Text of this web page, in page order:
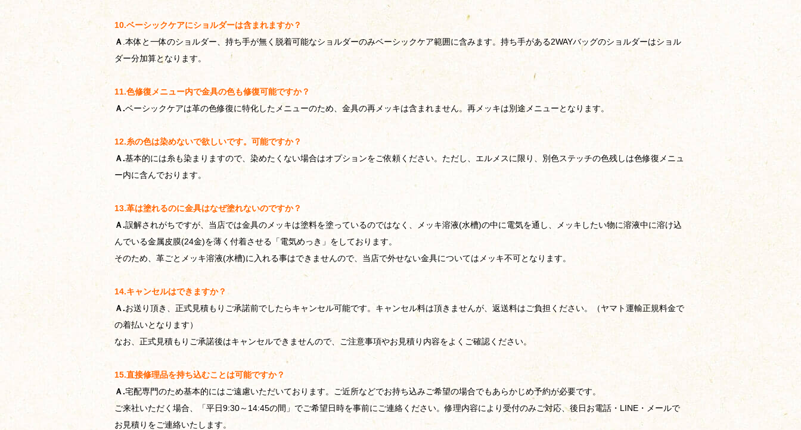
10.ベーシックケアにショルダーは含まれますか？
Ａ .本体と一体のショルダー、持ち手が無く脱着可能なショルダーのみベーシックケア範囲に含みます。持ち手がある2WAYバッグのショルダーはショル
ダー分加算となります。
11.色修復メニュー内で金具の色も修復可能ですか？
Ａ.ベーシックケアは革の色修復に特化したメニューのため、金具の再メッキは含まれません。再メッキは別途メニューとなります。
12.糸の色は染めないで欲しいです。可能ですか？
Ａ.基本的には糸も染まりますので、染めたくない場合はオプションをご依頼ください。ただし、エルメスに限り、別色ステッチの色残しは色修復メニュ
ー内に含んでおります。
13.革は塗れるのに金具はなぜ塗れないのですか？
Ａ.誤解されがちですが、当店では金具のメッキは塗料を塗っているのではなく、メッキ溶液(水槽)の中に電気を通し、メッキしたい物に溶液中に溶け込
んでいる金属皮膜(24金)を薄く付着させる「電気めっき」をしております。
そのため、革ごとメッキ溶液(水槽)に入れる事はできませんので、当店で外せない金具についてはメッキ不可となります。
14.キャンセルはできますか？
Ａ.お送り頂き、正式見積もりご承諾前でしたらキャンセル可能です。キャンセル料は頂きませんが、返送料はご負担ください。（ヤマト運輸正規料金で
の着払いとなります）
なお、正式見積もりご承諾後はキャンセルできませんので、ご注意事項やお見積り内容をよくご確認ください。
15.直接修理品を持ち込むことは可能ですか？
Ａ.宅配専門のため基本的にはご遠慮いただいております。ご近所などでお持ち込みご希望の場合でもあらかじめ予約が必要です。
ご来社いただく場合、「平日9:30～14:45の間」でご希望日時を事前にご連絡ください。修理内容により受付のみご対応、後日お電話・LINE・メールで
お見積りをご連絡いたします。